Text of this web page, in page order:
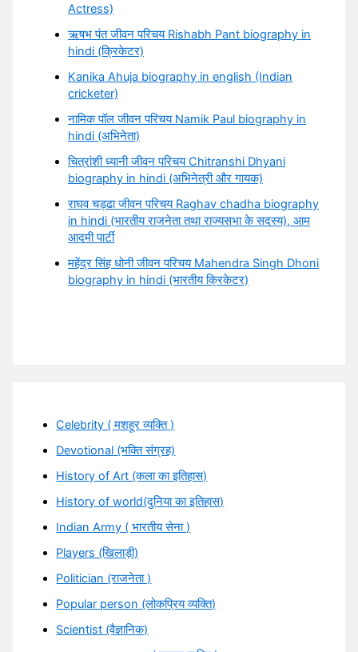
Actress)
ऋषभ पंत जीवन परिचय Rishabh Pant biography in
hindi (क्रिकेटर)
Kanika Ahuja biography in english (Indian
cricketer)
नामिक पॉल जीवन परिचय Namik Paul biography in
hindi (अभिनेता)
चित्रांशी ध्यानी जीवन परिचय Chitranshi Dhyani
biography in hindi (अभिनेत्री और गायक)
राघव चड्ढा जीवन परिचय Raghav chadha biography
in hindi (भारतीय राजनेता तथा राज्यसभा के सदस्य), आम
आदमी पार्टी
महेंद्र सिंह धोनी जीवन परिचय Mahendra Singh Dhoni
biography in hindi (भारतीय क्रिकेटर)
Celebrity ( मशहूर व्यक्ति )
Devotional (भक्ति संग्रह)
History of Art (कला का इतिहास)
History of world(दुनिया का इतिहास)
Indian Army ( भारतीय सेना )
Players (खिलाड़ी)
Politician (राजनेता )
Popular person (लोकप्रिय व्यक्ति)
Scientist (वैज्ञानिक)